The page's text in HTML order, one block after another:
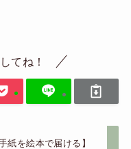
てね！
手紙を絵本で届ける】